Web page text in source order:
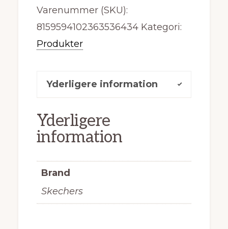
Varenummer (SKU):
8159594102363536434 Kategori:
Produkter
Yderligere information
Yderligere
information
Brand
Skechers